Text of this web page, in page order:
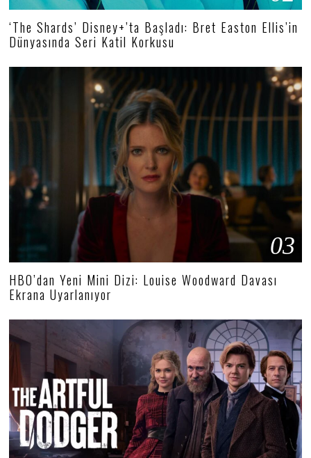
‘The Shards’ Disney+’ta Başladı: Bret Easton Ellis’in
Dünyasında Seri Katil Korkusu
03
HBO’dan Yeni Mini Dizi: Louise Woodward Davası
Ekrana Uyarlanıyor